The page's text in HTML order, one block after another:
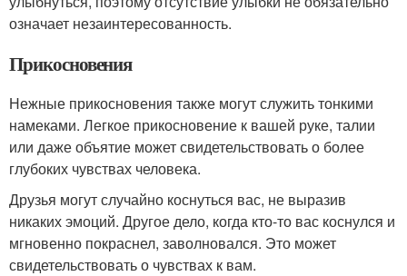
означает незаинтересованность.
Прикосновения
Нежные прикосновения также могут служить тонкими
намеками. Легкое прикосновение к вашей руке, талии
или даже объятие может свидетельствовать о более
глубоких чувствах человека.
Друзья могут случайно коснуться вас, не выразив
никаких эмоций. Другое дело, когда кто-то вас коснулся и
мгновенно покраснел, заволновался. Это может
свидетельствовать о чувствах к вам.